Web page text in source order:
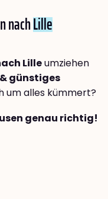
nachLille
Lilleumziehen
günstiges
um alles kümmert?
genau richtig!